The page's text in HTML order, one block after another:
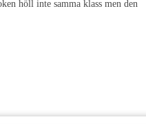
höll inte samma klass men den